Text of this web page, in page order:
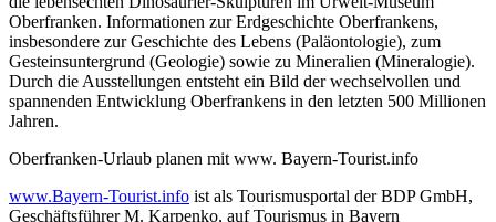
Oberfranken. Informationen zur Erdgeschichte Oberfrankens,
insbesondere zur Geschichte des Lebens (Paläontologie), zum
Gesteinsuntergrund (Geologie) sowie zu Mineralien (Mineralogie).
Durch die Ausstellungen entsteht ein Bild der wechselvollen und
spannenden Entwicklung Oberfrankens in den letzten 500 Millionen
Jahren.
Oberfranken-Urlaub planen mit www. Bayern-Tourist.info
www.Bayern-Tourist.info ist als Tourismusportal der BDP GmbH,
Geschäftsführer M. Karpenko, auf Tourismus in Bayern